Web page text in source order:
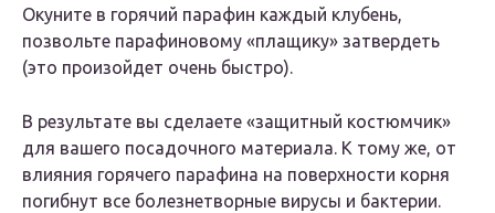
Окуните в горячий парафин каждый клубень,
позвольте парафиновому «плащику» затвердеть
(это произойдет очень быстро).
В результате вы сделаете «защитный костюмчик»
для вашего посадочного материала. К тому же, от
влияния горячего парафина на поверхности корня
погибнут все болезнетворные вирусы и бактерии.